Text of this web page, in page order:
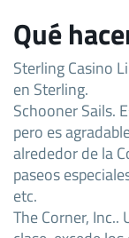
Qué
Sterling Casino
en Sterling.
Schooner Sails.
pero es
alrededor de la
paseos
etc.
The Corner,